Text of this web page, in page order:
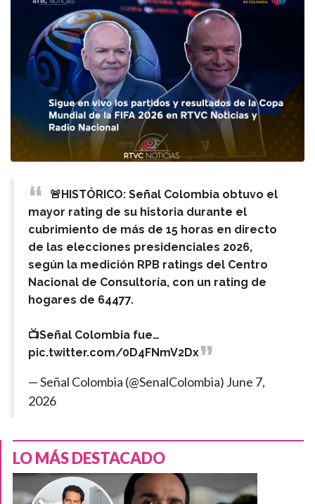
🚨HISTÓRICO: Señal Colombia obtuvo el
mayor rating de su historia durante el
cubrimiento de más de 15 horas en directo
de las elecciones presidenciales 2026,
según la medición RPB ratings del Centro
Nacional de Consultoría, con un rating de
hogares de 64477.
📺Señal Colombia fue…
pic.twitter.com/0D4FNmV2Dx
— Señal Colombia (@SenalColombia) June 7,
2026
LO MÁS DESTACADO